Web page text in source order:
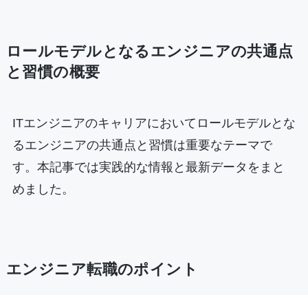
ロールモデルとなるエンジニアの共通点
と習慣の概要
ITエンジニアのキャリアにおいてロールモデルとな
るエンジニアの共通点と習慣は重要なテーマで
す。本記事では実践的な情報と最新データをまと
めました。
エンジニア転職のポイント